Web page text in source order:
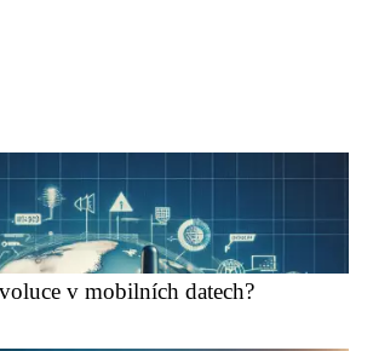
v mobilních datech?